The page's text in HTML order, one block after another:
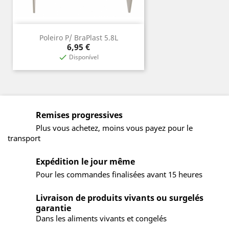
Poleiro P/ BraPlast 5.8L
Prix
6,95 €
 Disponível
Remises progressives
Plus vous achetez, moins vous payez pour le
transport
Expédition le jour même
Pour les commandes finalisées avant 15 heures
Livraison de produits vivants ou surgelés
garantie
Dans les aliments vivants et congelés